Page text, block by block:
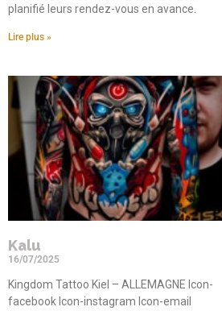
planifié leurs rendez-vous en avance.
Lire plus »
Kalu
16/07/2025
Kingdom Tattoo Kiel – ALLEMAGNE Icon-
facebook Icon-instagram Icon-email